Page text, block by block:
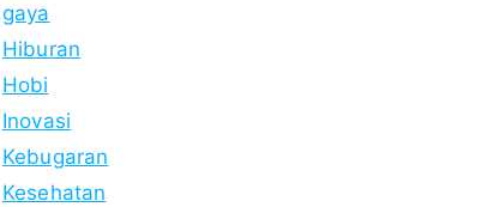
gaya
Hiburan
Hobi
Inovasi
Kebugaran
Kesehatan